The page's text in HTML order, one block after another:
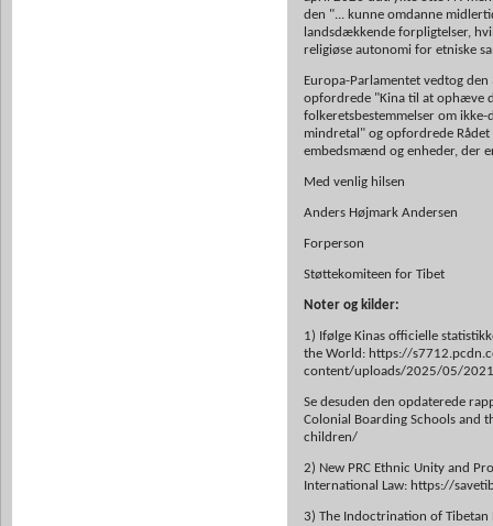
den "... kunne omdanne
landsdækkende forpligtelser,
religiøse autonomi for etniske
Europa-Parlamentet vedtog
opfordrede "Kina til at ophæve
folkeretsbestemmelser om
mindretal" og opfordrede
embedsmænd og enheder, der
Med venlig hilsen
Anders Højmark Andersen
Forperson
Støttekomiteen for Tibet
Noter og kilder:
1) Ifølge Kinas officielle
the World: https://
content/uploads/2025/05/
Se desuden den opdaterede
Colonial Boarding Schools and
children/
2) New PRC Ethnic Unity and
International Law: https://
3) The Indoctrination of Tibetan